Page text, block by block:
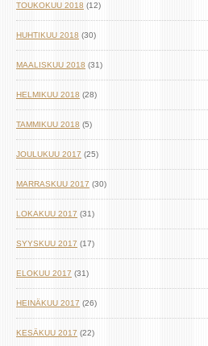
TOUKOKUU 2018 (12)
HUHTIKUU 2018 (30)
MAALISKUU 2018 (31)
HELMIKUU 2018 (28)
TAMMIKUU 2018 (5)
JOULUKUU 2017 (25)
MARRASKUU 2017 (30)
LOKAKUU 2017 (31)
SYYSKUU 2017 (17)
ELOKUU 2017 (31)
HEINÄKUU 2017 (26)
KESÄKUU 2017 (22)